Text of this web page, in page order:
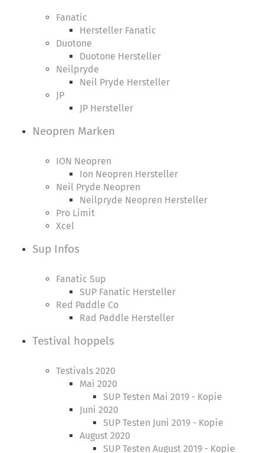
Fanatic
Hersteller Fanatic
Duotone
Duotone Hersteller
Neilpryde
Neil Pryde Hersteller
JP
JP Hersteller
Neopren Marken
ION Neopren
Ion Neopren Hersteller
Neil Pryde Neopren
Neilpryde Neopren Hersteller
Pro Limit
Xcel
Sup Infos
Fanatic Sup
SUP Fanatic Hersteller
Red Paddle Co
Rad Paddle Hersteller
Testival hoppels
Testivals 2020
Mai 2020
SUP Testen Mai 2019 - Kopie
Juni 2020
SUP Testen Juni 2019 - Kopie
August 2020
SUP Testen August 2019 - Kopie